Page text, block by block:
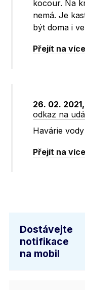
kocour. Na
nemá. Je
být doma i
Přejít na
26. 02.
odkaz na
Havárie vody
Přejít na
Dostávejte
notifikace
na mobil